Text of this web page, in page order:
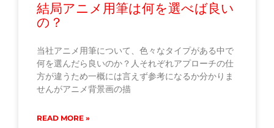
結局アニメ用筆は何を選べば良い
の？
当社アニメ用筆について、色々なタイプがある中で
何を選んだら良いのか？人それぞれアプローチの仕
方が違うため一概には言えず参考になるか分かりま
せんがアニメ背景画の描
READ MORE »